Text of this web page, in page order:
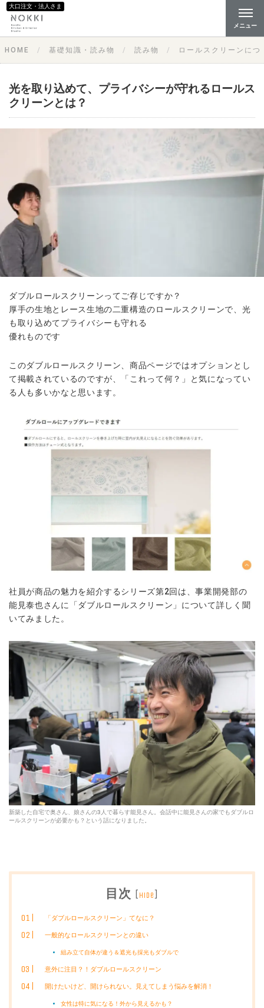
大口注文・法人さま
メニュー
HOME 基礎知識・読み物 読み物 ロールスクリーンにつ
光を取り込めて、プライバシーが守れるロールス
クリーンとは？
ダブルロールスクリーンってご存じですか？
厚手の生地とレース生地の二重構造のロールスクリーンで、光
も取り込めてプライバシーも守れる
優れものです
このダブルロールスクリーン、商品ページではオプションとし
て掲載されているのですが、「これって何？」と気になってい
る人も多いかなと思います。
社員が商品の魅力を紹介するシリーズ第2回は、事業開発部の
能見泰也さんに「ダブルロールスクリーン」について詳しく聞
いてみました。
新築した自宅で奥さん、娘さんの3人で暮らす能見さん。会話中に能見さんの家でもダブルロ
ールスクリーンが必要かも？という話になりました。
目次 [hide]
「ダブルロールスクリーン」てなに？
一般的なロールスクリーンとの違い
組み立て自体が違う＆遮光も採光もダブルで
意外に注目？！ダブルロールスクリーン
開けたいけど、開けられない。見えてしまう悩みを解消！
女性は特に気になる！外から見えるかも？